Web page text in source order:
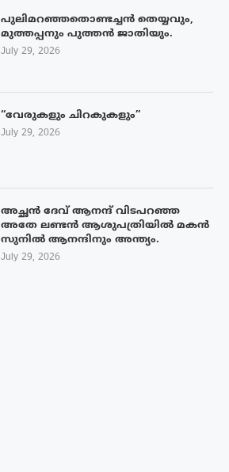
പുലിമറഞ്ഞതൊണ്ടച്ചൻ തെയ്യവും,
മുത്തപ്പനും പുത്തൻ ജാതിയും.
July 29, 2026
“വേരുകളും ചിറകുകളും”
July 29, 2026
അച്ഛൻ ദേവ് ആനന്ദ് വിടപറഞ്ഞ
അതേ ലണ്ടൻ ആശുപത്രിയിൽ മകൻ
സുനിൽ ആനന്ദിനും അന്ത്യം.
July 29, 2026